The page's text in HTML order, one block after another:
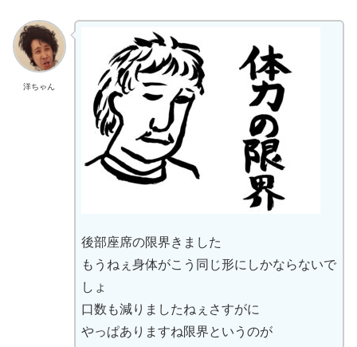
洋ちゃん
後部座席の限界きました
もうねぇ身体がこう同じ形にしかならないで
しょ
口数も減りましたねぇさすがに
やっぱありますね限界というのが